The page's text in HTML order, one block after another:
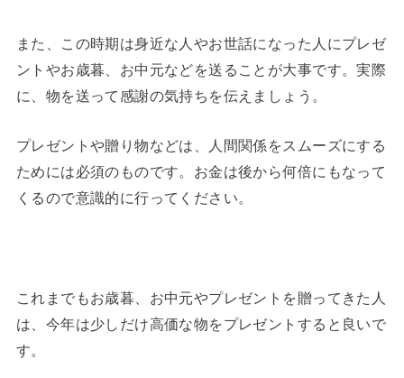
また、この時期は身近な人やお世話になった人にプレゼ
ントやお歳暮、お中元などを送ることが大事です。実際
に、物を送って感謝の気持ちを伝えましょう。
プレゼントや贈り物などは、人間関係をスムーズにする
ためには必須のものです。お金は後から何倍にもなって
くるので意識的に行ってください。
これまでもお歳暮、お中元やプレゼントを贈ってきた人
は、今年は少しだけ高価な物をプレゼントすると良いで
す。